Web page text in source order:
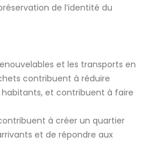
de l’identité du
et les transports en
contribuent à réduire
et contribuent à faire
à créer un quartier
et de répondre aux